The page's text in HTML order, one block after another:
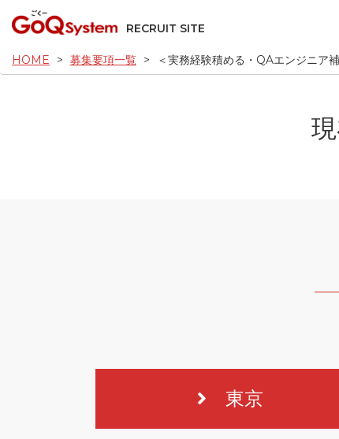
RECRUIT SITE
HOME 募集要項一覧 ＜実務経験積める・QAエンジニア
東京